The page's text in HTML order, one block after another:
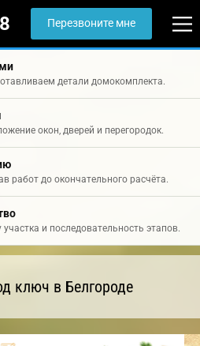
Перезвоните мне
детали домокомплекта.
окон, дверей и перегородок.
работ до окончательного расчёта.
и последовательность этапов.
ключ в Белгороде